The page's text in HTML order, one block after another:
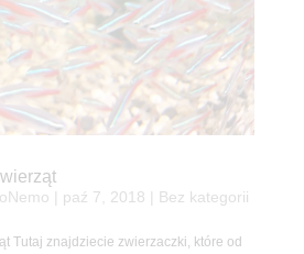
paź 7, 2018 | Bez kategorii
Tutaj znajdziecie zwierzaczki, które od